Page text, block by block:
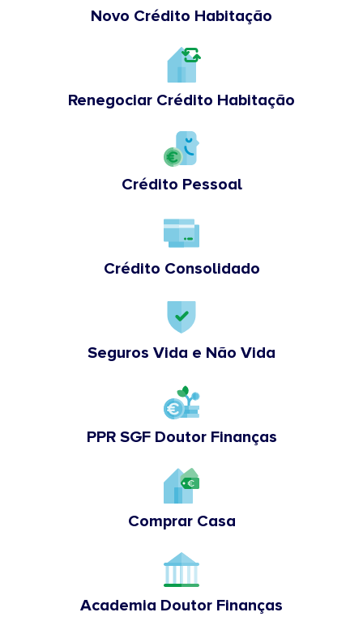
Novo Crédito Habitação
Renegociar Crédito Habitação
Crédito Pessoal
Crédito Consolidado
Seguros Vida e Não Vida
PPR SGF Doutor Finanças
Comprar Casa
Academia Doutor Finanças